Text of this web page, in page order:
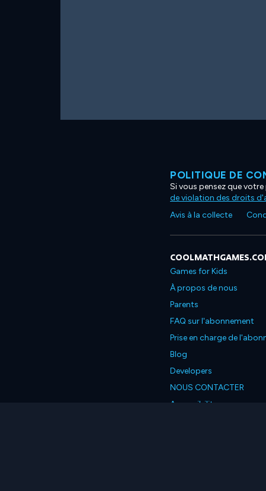
POLITIQUE DE
Si vous pensez que
de violation des droits
Avis à la collecte
Games for Kids
À propos de nous
Parents
FAQ sur l'abonnement
Prise en charge de
Blog
Developers
NOUS CONTACTER
Accessibility